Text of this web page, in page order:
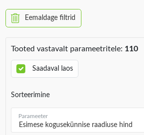
Eemaldage filtrid
Tooted vastavalt parameetritele: 110
Saadaval laos
Sorteerimine
Esimese kogusekünnise raadiuse hind
Parameeter